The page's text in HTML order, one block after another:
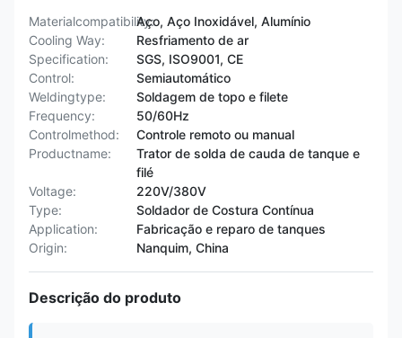
Materialcompatibility:Aço, Aço Inoxidável, Alumínio
Cooling Way:
Resfriamento de ar
Specification:
SGS, ISO9001, CE
Control:
Semiautomático
Weldingtype:
Soldagem de topo e filete
Frequency:
50/60Hz
Controlmethod:
Controle remoto ou manual
Productname:
Trator de solda de cauda de tanque e
filé
Voltage:
220V/380V
Type:
Soldador de Costura Contínua
Application:
Fabricação e reparo de tanques
Origin:
Nanquim, China
Descrição do produto